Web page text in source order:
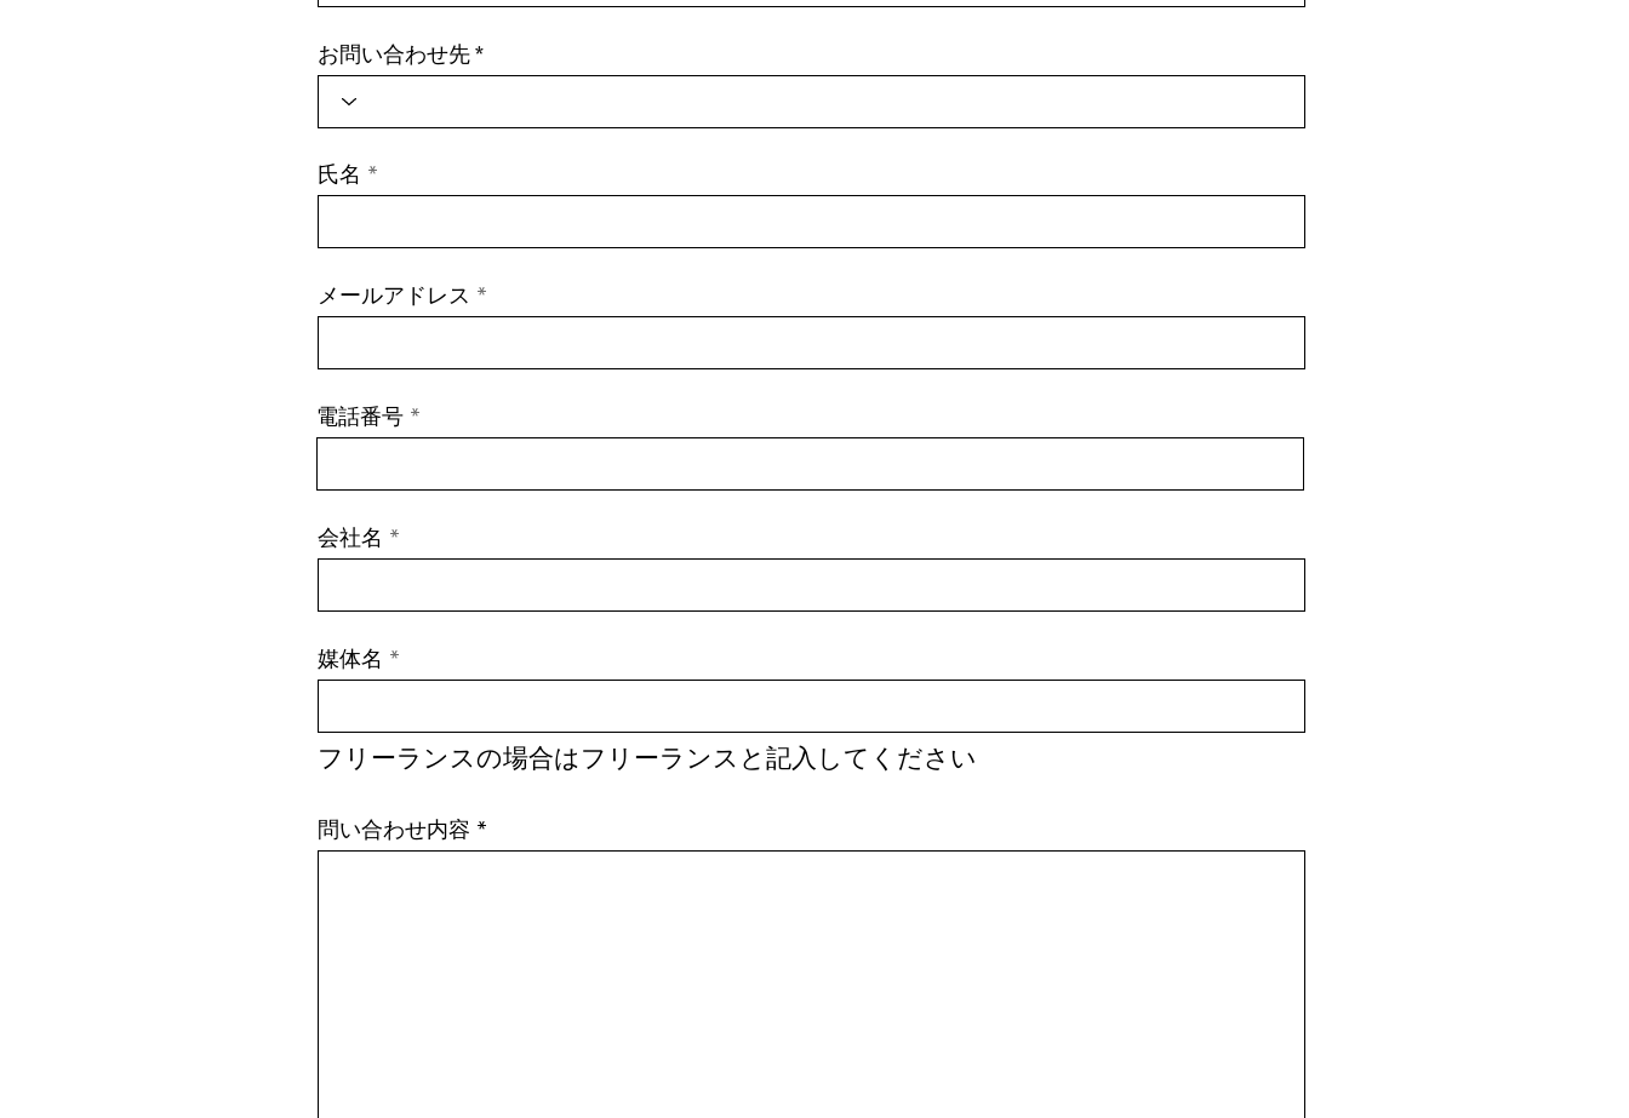
お問い合わせ先
氏名
メールアドレス
電話番号
会社名
媒体名
フリーランスの場合はフリーランスと記入してください
問い合わせ内容